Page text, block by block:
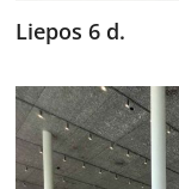
Liepos 6 d.